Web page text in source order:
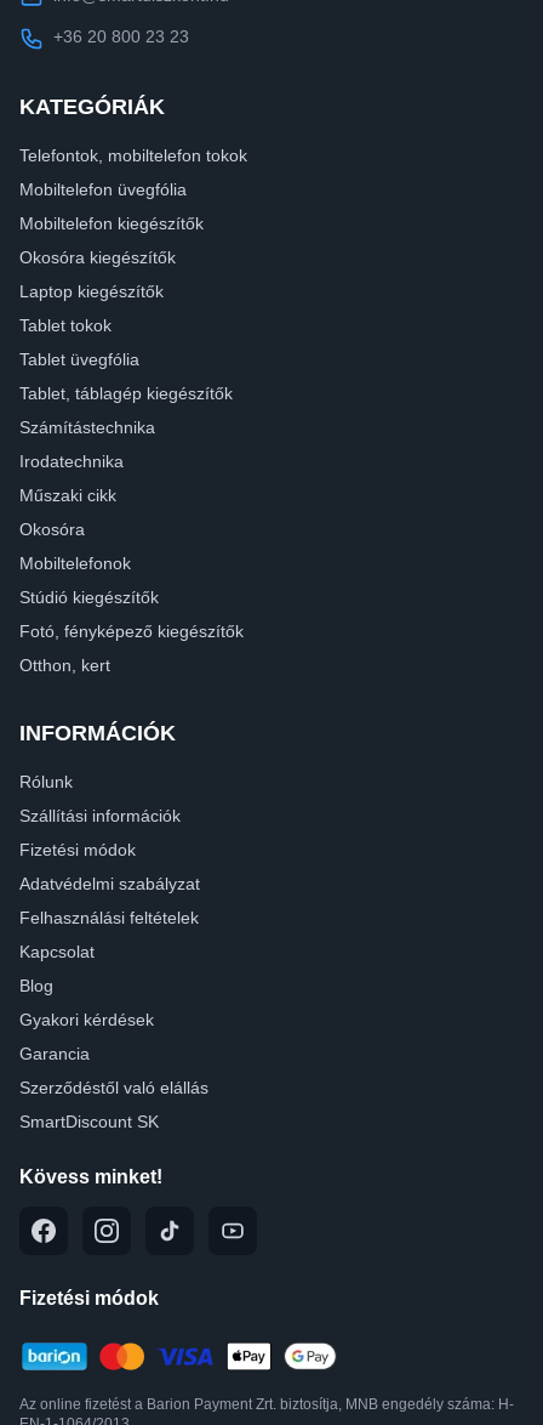
+36 20 800 23 23
KATEGÓRIÁK
Telefontok, mobiltelefon tokok
Mobiltelefon üvegfólia
Mobiltelefon kiegészítők
Okosóra kiegészítők
Laptop kiegészítők
Tablet tokok
Tablet üvegfólia
Tablet, táblagép kiegészítők
Számítástechnika
Irodatechnika
Műszaki cikk
Okosóra
Mobiltelefonok
Stúdió kiegészítők
Fotó, fényképező kiegészítők
Otthon, kert
INFORMÁCIÓK
Rólunk
Szállítási információk
Fizetési módok
Adatvédelmi szabályzat
Felhasználási feltételek
Kapcsolat
Blog
Gyakori kérdések
Garancia
Szerződéstől való elállás
SmartDiscount SK
Kövess minket!
Fizetési módok
Az online fizetést a Barion Payment Zrt. biztosítja, MNB engedély száma: H-